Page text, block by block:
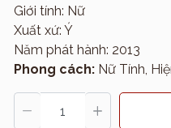
Giới tính: Nữ
Xuất xứ: Ý
Năm phát hành: 2013
Phong cách: Nữ Tính,